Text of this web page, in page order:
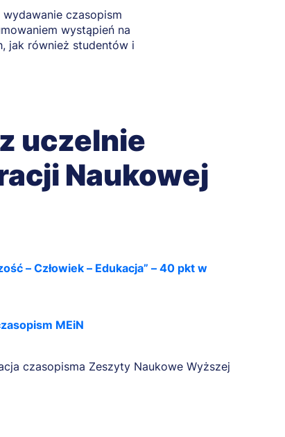
czasopism
wystąpień na
jak również studentów i
uczelnie
Naukowej
– Człowiek – Edukacja” – 40 pkt w
MEiN
czasopisma Zeszyty Naukowe Wyższej